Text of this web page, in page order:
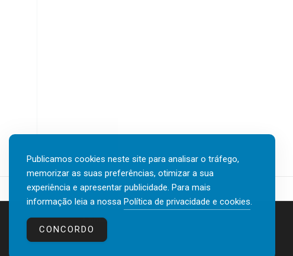
Contactos
Publicamos cookies neste site para analisar o tráfego,
memorizar as suas preferências, otimizar a sua
experiência e apresentar publicidade. Para mais
informação leia a nossa Política de privacidade e cookies.
CONCORDO